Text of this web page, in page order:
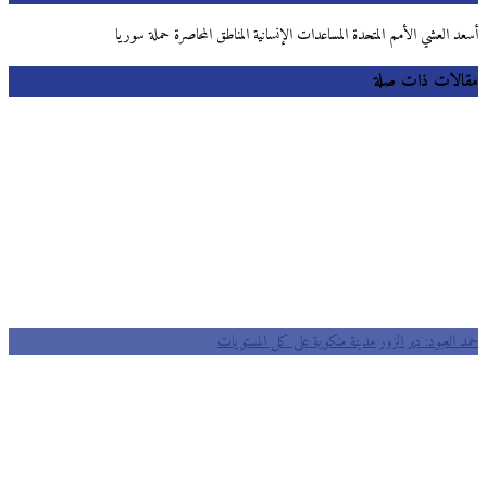
العشي الأمم المتحدة المساعدات الإنسانية المناطق المحاصرة حملة سوريا
ذات صلة
دير الزور مدينة منكوبة على كل المستويات